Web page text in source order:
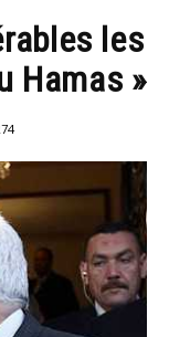
les
Hamas »